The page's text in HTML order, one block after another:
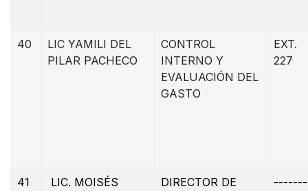
40
LIC YAMILI DEL
PILAR PACHECO
CONTROL
INTERNO Y
EVALUACIÓN DEL
GASTO
EXT.
227
41
LIC. MOISÉS
DIRECTOR DE
-------